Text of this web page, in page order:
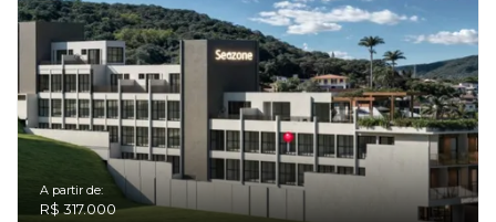
A partir de:
R$ 317.000